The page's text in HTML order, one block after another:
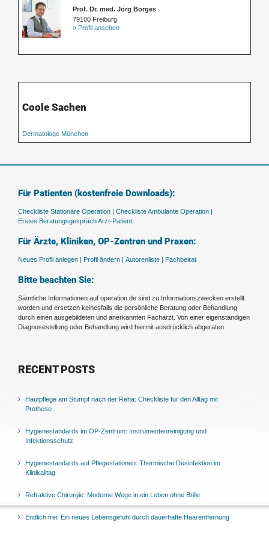
Prof. Dr. med. Jörg Borges
79100 Freiburg
» Profil ansehen
Coole Sachen
Dermatologe München
Für Patienten (kostenfreie Downloads):
Checkliste Stationäre Operation | Checkliste Ambulante Operation |
Erstes Beratungsgespräch Arzt-Patient
Für Ärzte, Kliniken, OP-Zentren und Praxen:
Neues Profil anlegen | Profil ändern | Autorenliste | Fachbeirat
Bitte beachten Sie:
Sämtliche Informationen auf operation.de sind zu Informationszwecken erstellt
worden und ersetzen keinesfalls die persönliche Beratung oder Behandlung
durch einen ausgebildeten und anerkannten Facharzt. Von einer eigenständigen
Diagnosestellung oder Behandlung wird hiermit ausdrücklich abgeraten.
RECENT POSTS
Hautpflege am Stumpf nach der Reha: Checkliste für den Alltag mit
Prothese
Hygienestandards im OP-Zentrum: Instrumentenreinigung und
Infektionsschutz
Hygienestandards auf Pflegestationen: Thermische Desinfektion im
Klinikalltag
Refraktive Chirurgie: Moderne Wege in ein Leben ohne Brille
Endlich frei: Ein neues Lebensgefühl durch dauerhafte Haarentfernung